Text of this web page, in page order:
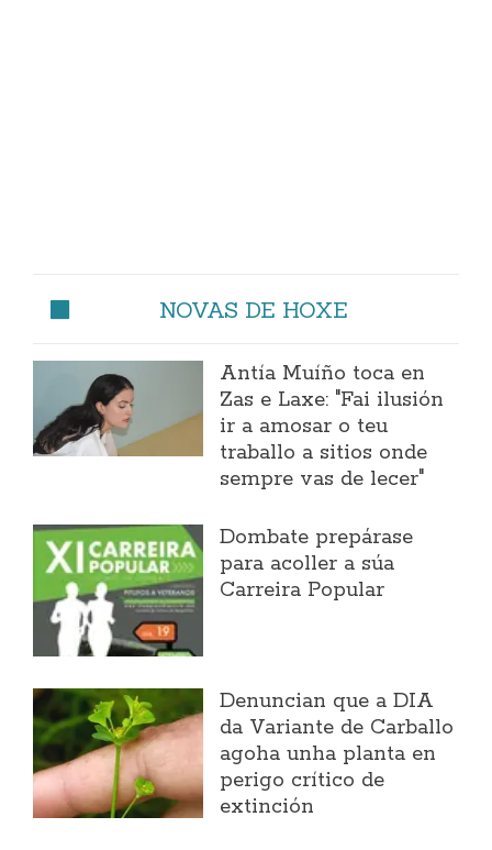
NOVAS DE HOXE
Antía Muíño toca en
Zas e Laxe: "Fai ilusión
ir a amosar o teu
traballo a sitios onde
sempre vas de lecer"
Dombate prepárase
para acoller a súa
Carreira Popular
Denuncian que a DIA
da Variante de Carballo
agoha unha planta en
perigo crítico de
extinción